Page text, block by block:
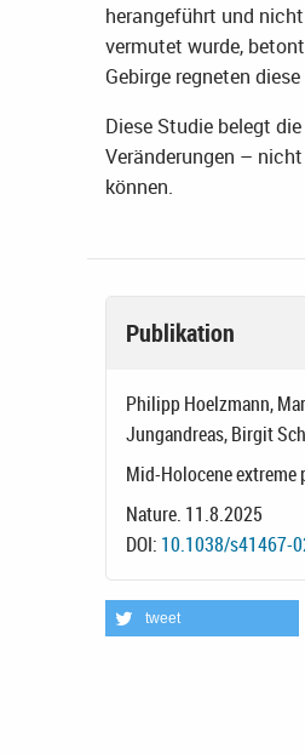
herangeführt und
vermutet wurde,
Gebirge regneten
Diese Studie belegt
Veränderungen –
können.
Publikation
Philipp Hoelzmann,
Jungandreas, Birgit
Mid-Holocene extreme
Nature. 11.8.2025
DOI: 10.1038/s41467-
tweet